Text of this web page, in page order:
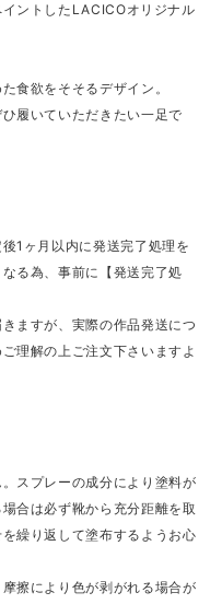
イントしたLACICOオリジナル
食欲をそそるデザイン。
履いていただきたい一足で
1ヶ月以内に発送完了処理を
る為、事前に【発送完了処
ますが、実際の作品発送につ
理解の上ご注文下さいますよ
スプレーの成分により塗料が
合は必ず靴から充分距離を取
繰り返して塗布するようお心
擦により色が剥がれる場合が